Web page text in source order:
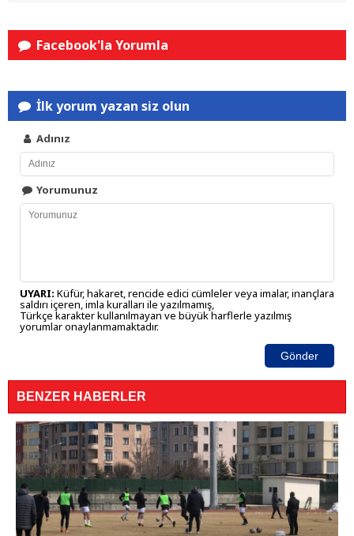
Facebook'la Yorumla
İlk yorum yazan siz olun
Adınız
Yorumunuz
UYARI: Küfür, hakaret, rencide edici cümleler veya imalar, inançlara
saldırı içeren, imla kuralları ile yazılmamış,
Türkçe karakter kullanılmayan ve büyük harflerle yazılmış
yorumlar onaylanmamaktadır.
Gönder
BENZER HABERLER